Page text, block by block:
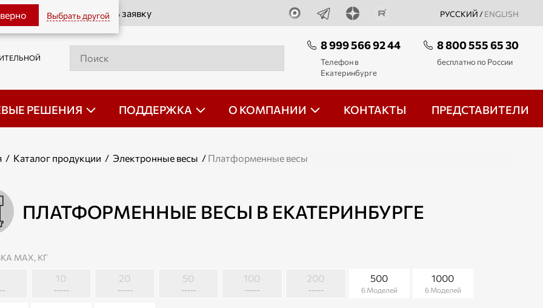
Выбрать другой РУССКИЙ / ENGLISH
Оставить заявку
8 999 566 92 44
Телефон в
Екатеринбурге
8 800 555 65 30
бесплатно по России
РЕШЕНИЯ ПОДДЕРЖКА О КОМПАНИИ КОНТАКТЫ ПРЕДСТАВИТЕЛИ
/ Каталог продукции / Электронные весы / Платформенные весы
ПЛАТФОРМЕННЫЕ ВЕСЫ В ЕКАТЕРИНБУРГЕ
МАХ, КГ
10
-----
20
-----
50
-----
100
-----
200
-----
500
6 Моделей
1000
6 Моделей